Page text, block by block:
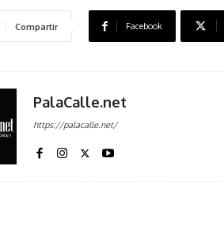
Compartir Facebook
PalaCalle.net
https://palacalle.net/